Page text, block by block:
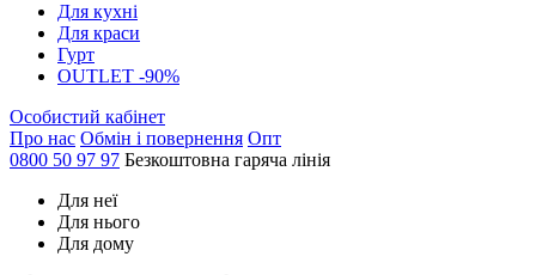
Для кухні
Для краси
Гурт
OUTLET -90%
Особистий кабінет
Про нас Обмін і повернення Опт
0800 50 97 97 Безкоштовна гаряча лінія
Для неї
Для нього
Для дому